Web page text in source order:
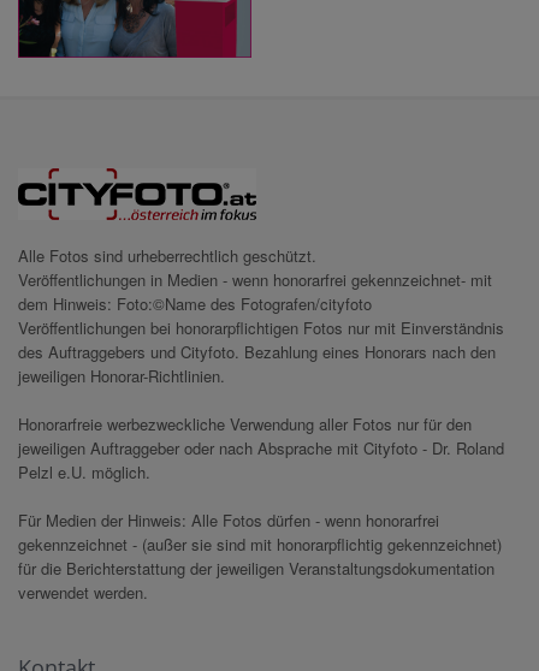
Alle Fotos sind urheberrechtlich geschützt.
Veröffentlichungen in Medien - wenn honorarfrei gekennzeichnet- mit
dem Hinweis: Foto:©Name des Fotografen/cityfoto
Veröffentlichungen bei honorarpflichtigen Fotos nur mit Einverständnis
des Auftraggebers und Cityfoto. Bezahlung eines Honorars nach den
jeweiligen Honorar-Richtlinien.
Honorarfreie werbezweckliche Verwendung aller Fotos nur für den
jeweiligen Auftraggeber oder nach Absprache mit Cityfoto - Dr. Roland
Pelzl e.U. möglich.
Für Medien der Hinweis: Alle Fotos dürfen - wenn honorarfrei
gekennzeichnet - (außer sie sind mit honorarpflichtig gekennzeichnet)
für die Berichterstattung der jeweiligen Veranstaltungsdokumentation
verwendet werden.